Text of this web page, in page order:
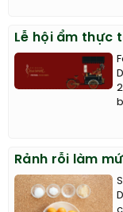
Lễ hội ẩm thực
Rảnh rỗi làm